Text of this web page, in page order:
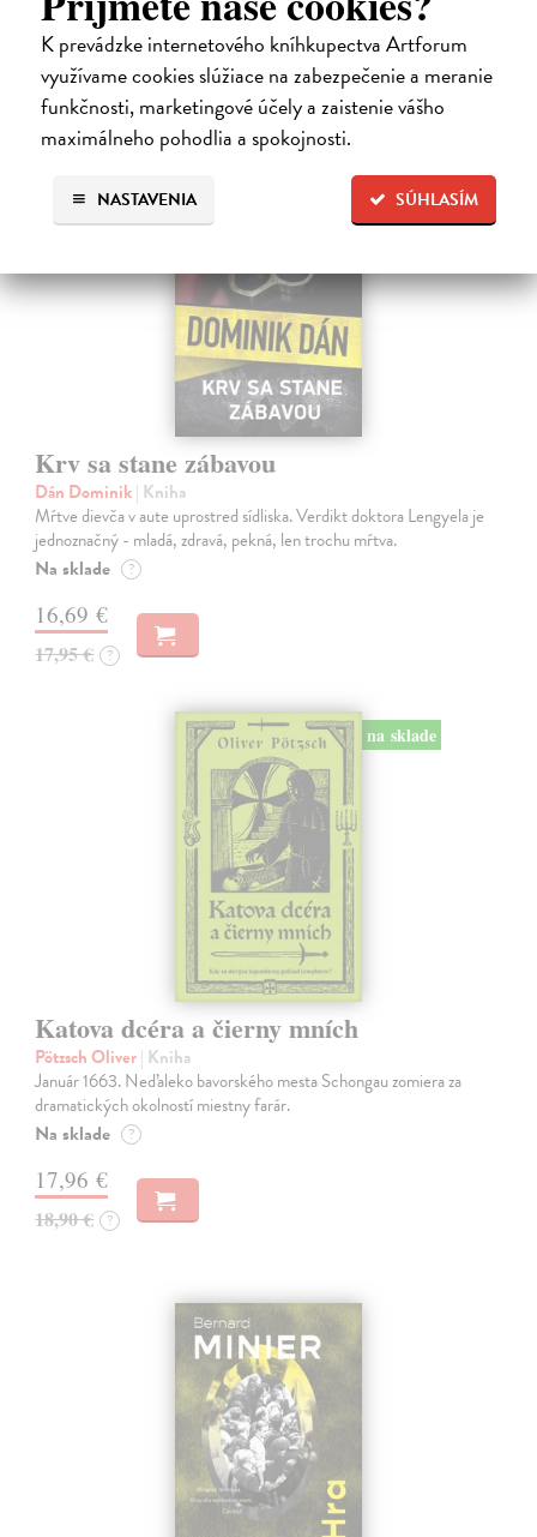
K prevádzke internetového kníhkupectva Artforum
využívame cookies slúžiace na zabezpečenie a meranie
funkčnosti, marketingové účely a zaistenie vášho
maximálneho pohodlia a spokojnosti.
SÚHLASÍM
NASTAVENIA
15,91 €
16,40 €
na sklade
Krv sa stane zábavou
Dán Dominik| Kniha
Mŕtve dievča v aute uprostred sídliska. Verdikt doktora Lengyela je
jednoznačný - mladá, zdravá, pekná, len trochu mŕtva.
Na sklade ?
16,69 €
17,95 € ?
na sklade
Katova dcéra a čierny mních
Pötzsch Oliver| Kniha
Január 1663. Neďaleko bavorského mesta Schongau zomiera za
dramatických okolností miestny farár.
Na sklade ?
17,96 €
18,90 € ?